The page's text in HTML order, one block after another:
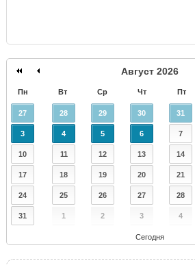
Август 2026
Пн Вт Ср Чт Пт
27 28 29 30 31
3 4 5 6 7
10 11 12 13 14
17 18 19 20 21
24 25 26 27 28
31 1 2 3 4
Сегодня